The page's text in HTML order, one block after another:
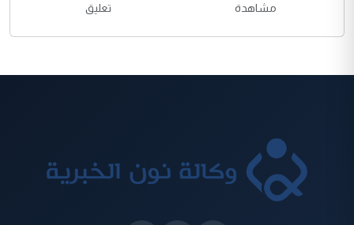
مشاهدة تعليق